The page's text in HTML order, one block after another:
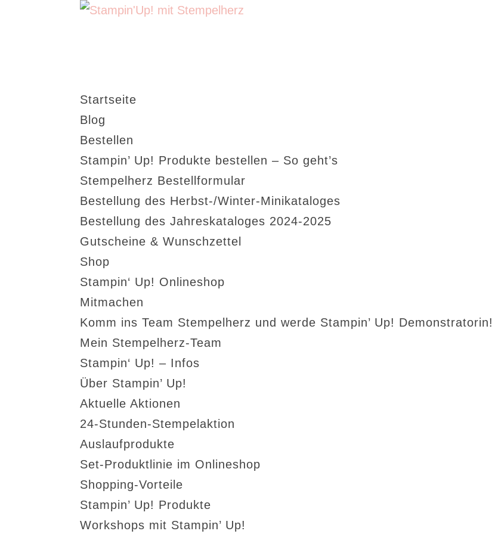
Startseite
Blog
Bestellen
Stampin’ Up! Produkte bestellen – So geht’s
Stempelherz Bestellformular
Bestellung des Herbst-/Winter-Minikataloges
Bestellung des Jahreskataloges 2024-2025
Gutscheine & Wunschzettel
Shop
Stampin‘ Up! Onlineshop
Mitmachen
Komm ins Team Stempelherz und werde Stampin’ Up! Demonstratorin!
Mein Stempelherz-Team
Stampin‘ Up! – Infos
Über Stampin’ Up!
Aktuelle Aktionen
24-Stunden-Stempelaktion
Auslaufprodukte
Set-Produktlinie im Onlineshop
Shopping-Vorteile
Stampin’ Up! Produkte
Workshops mit Stampin’ Up!